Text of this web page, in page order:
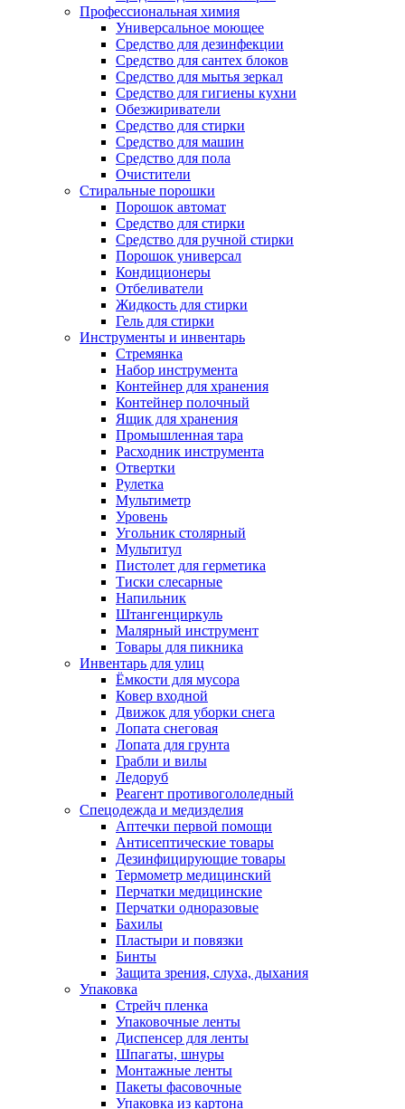
Профессиональная химия
Универсальное моющее
Средство для дезинфекции
Средство для сантех блоков
Средство для мытья зеркал
Средство для гигиены кухни
Обезжириватели
Средство для стирки
Средство для машин
Средство для пола
Очистители
Стиральные порошки
Порошок автомат
Средство для стирки
Средство для ручной стирки
Порошок универсал
Кондиционеры
Отбеливатели
Жидкость для стирки
Гель для стирки
Инструменты и инвентарь
Стремянка
Набор инструмента
Контейнер для хранения
Контейнер полочный
Ящик для хранения
Промышленная тара
Расходник инструмента
Отвертки
Рулетка
Мультиметр
Уровень
Угольник столярный
Мультитул
Пистолет для герметика
Тиски слесарные
Напильник
Штангенциркуль
Малярный инструмент
Товары для пикника
Инвентарь для улиц
Ёмкости для мусора
Ковер входной
Движок для уборки снега
Лопата снеговая
Лопата для грунта
Грабли и вилы
Ледоруб
Реагент противогололедный
Спецодежда и медизделия
Аптечки первой помощи
Антисептические товары
Дезинфицирующие товары
Термометр медицинский
Перчатки медицинские
Перчатки одноразовые
Бахилы
Пластыри и повязки
Бинты
Защита зрения, слуха, дыхания
Упаковка
Стрейч пленка
Упаковочные ленты
Диспенсер для ленты
Шпагаты, шнуры
Монтажные ленты
Пакеты фасовочные
Упаковка из картона